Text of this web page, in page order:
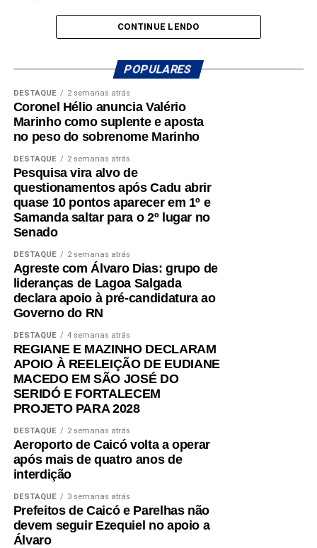
“Parnamirim precisa ampliar sua força política em
experiência, diálogo e compromisso para representar o
Rio Grande do Norte e contribuir diretamente com o
desenvolvimento do nosso município”, destacou a
Prefeita.
Para Dr. Bernardo Amorim, o apoio representa mais um
passo na construção de uma candidatura baseada na
escuta, na união de lideranças e no compromisso com
resultados concretos para a população.
“Recebo esse apoio com muita responsabilidade. Nosso
comprometido com as necessidades de Parnamirim e de
todo o Rio Grande do Norte”, afirmou.
A reunião marcou o início de uma agenda conjunta de
propostas e no fortalecimento de um projeto voltado ao
desenvolvimento regional, reafirmando a importância de
uma representação federal alinhada às prioridades dos
municípios potiguares.
CONTINUE LENDO
POPULARES
DESTAQUE 2 semanas atrás
Coronel Hélio anuncia Valério
Marinho como suplente e aposta
no peso do sobrenome Marinho
DESTAQUE 2 semanas atrás
Pesquisa vira alvo de
questionamentos após Cadu abrir
quase 10 pontos aparecer em 1º e
Samanda saltar para o 2º lugar no
Senado
DESTAQUE 2 semanas atrás
Agreste com Álvaro Dias: grupo de
lideranças de Lagoa Salgada
declara apoio à pré-candidatura ao
Governo do RN
DESTAQUE 4 semanas atrás
REGIANE E MAZINHO DECLARAM
APOIO À REELEIÇÃO DE EUDIANE
MACEDO EM SÃO JOSÉ DO
SERIDÓ E FORTALECEM
PROJETO PARA 2028
DESTAQUE 2 semanas atrás
Aeroporto de Caicó volta a operar
após mais de quatro anos de
interdição
DESTAQUE 3 semanas atrás
Prefeitos de Caicó e Parelhas não
devem seguir Ezequiel no apoio a
Álvaro